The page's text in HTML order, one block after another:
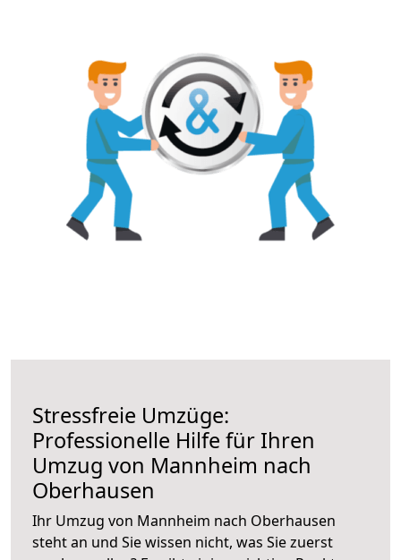
Stressfreie Umzüge:
Professionelle Hilfe für Ihren
Umzug von Mannheim nach
Oberhausen
Ihr Umzug von Mannheim nach Oberhausen
steht an und Sie wissen nicht, was Sie zuerst